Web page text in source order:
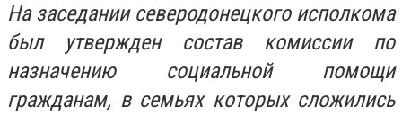
На заседании северодонецкого исполкома
был утвержден состав комиссии по
назначению социальной помощи
гражданам, в семьях которых сложились